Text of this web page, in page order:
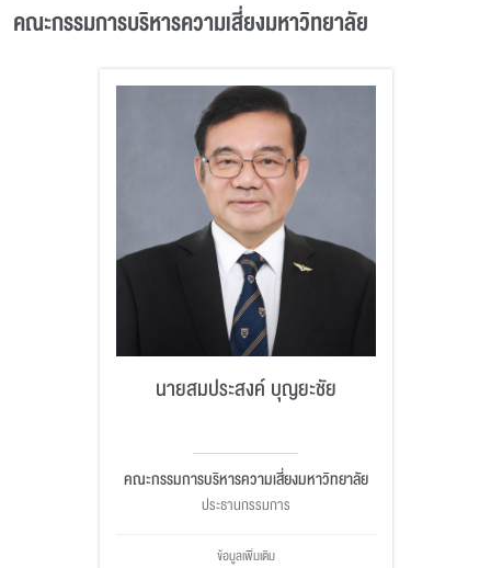
คณะกรรมการบริหารความเสี่ยงมหาวิทยาลัย
นายสมประสงค์ บุญยะชัย
คณะกรรมการบริหารความเสี่ยงมหาวิทยาลัย
ประธานกรรมการ
ข้อมูลเพิ่มเติม